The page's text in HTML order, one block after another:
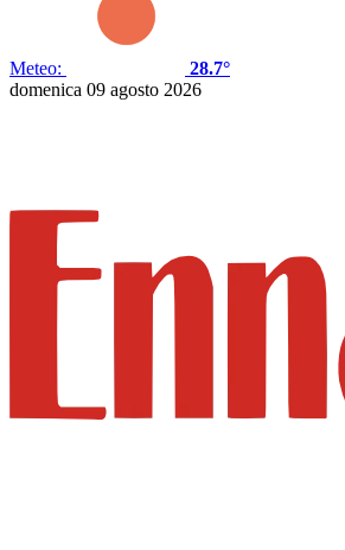
Meteo:
28.7°
domenica 09 agosto 2026